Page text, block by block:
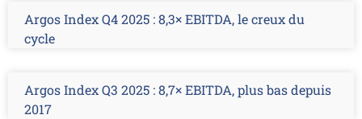
Argos Index Q4 2025 : 8,3× EBITDA, le creux du
cycle
Argos Index Q3 2025 : 8,7× EBITDA, plus bas depuis
2017